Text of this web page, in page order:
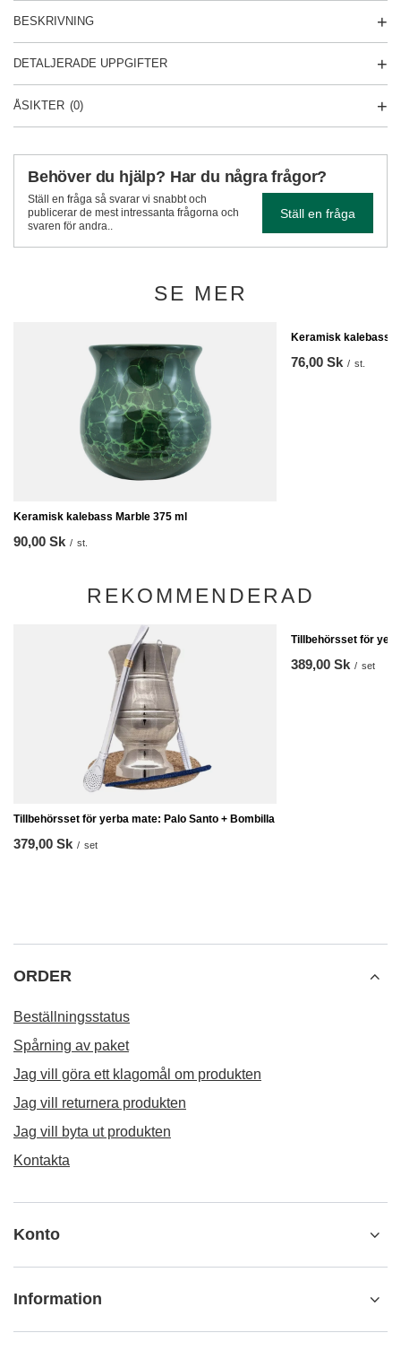
BESKRIVNING
DETALJERADE UPPGIFTER
ÅSIKTER (0)
Behöver du hjälp? Har du några frågor?
Ställ en fråga så svarar vi snabbt och
publicerar de mest intressanta frågorna och
svaren för andra..
Ställ en fråga
SE MER
Keramisk kalebass Marble 375 ml
90,00 Sk / st.
Keramisk kalebass i
76,00 Sk / st.
REKOMMENDERAD
Tillbehörsset för yerba mate: Palo Santo + Bombilla
379,00 Sk / set
Tillbehörsset för
389,00 Sk / set
ORDER
Beställningsstatus
Spårning av paket
Jag vill göra ett klagomål om produkten
Jag vill returnera produkten
Jag vill byta ut produkten
Kontakta
Konto
Information